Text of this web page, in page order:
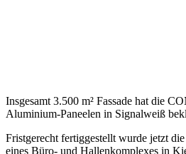
Insgesamt 3.500 m² Fassade hat die
Aluminium-Paneelen in Signalweiß
Fristgerecht fertiggestellt wurde jetzt
eines Büro- und Hallenkomplexes in